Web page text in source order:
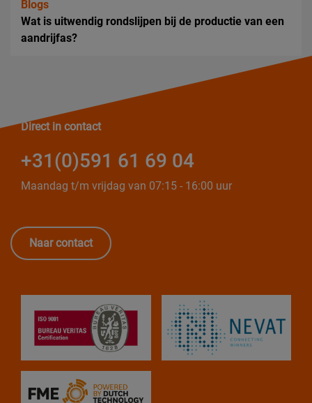
Blogs
Wat is uitwendig rondslijpen bij de productie van een
aandrijfas?
Direct in contact
+31(0)591 61 69 04
Maandag t/m vrijdag van 07:15 - 16:00 uur
Naar contact